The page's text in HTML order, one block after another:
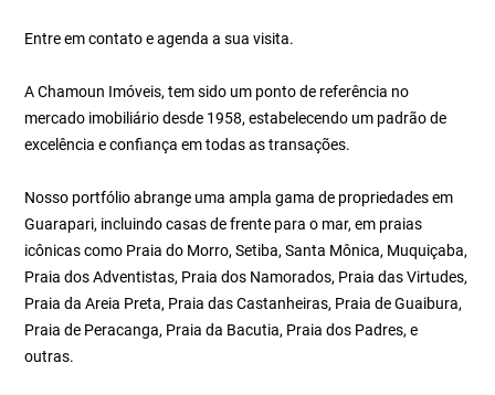
Entre em contato e agenda a sua visita.
A Chamoun Imóveis, tem sido um ponto de referência no
mercado imobiliário desde 1958, estabelecendo um padrão de
excelência e confiança em todas as transações.
Nosso portfólio abrange uma ampla gama de propriedades em
Guarapari, incluindo casas de frente para o mar, em praias
icônicas como Praia do Morro, Setiba, Santa Mônica, Muquiçaba,
Praia dos Adventistas, Praia dos Namorados, Praia das Virtudes,
Praia da Areia Preta, Praia das Castanheiras, Praia de Guaibura,
Praia de Peracanga, Praia da Bacutia, Praia dos Padres, e
outras.